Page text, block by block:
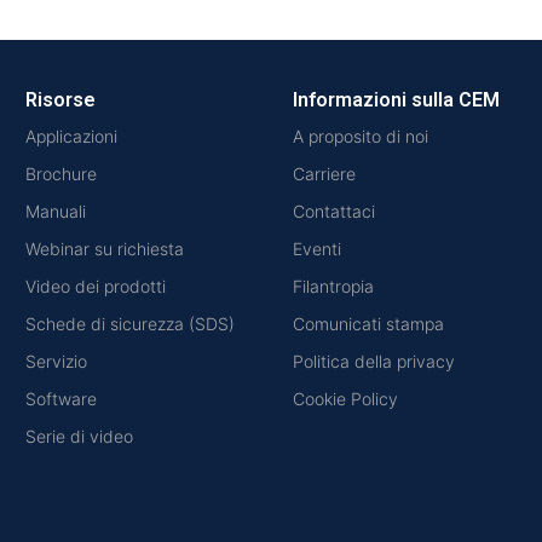
Risorse
Applicazioni
Brochure
Manuali
Webinar su richiesta
Video dei prodotti
Schede di sicurezza (SDS)
Servizio
Software
Serie di video
Informazioni sulla CEM
A proposito di noi
Carriere
Contattaci
Eventi
Filantropia
Comunicati stampa
Politica della privacy
Cookie Policy